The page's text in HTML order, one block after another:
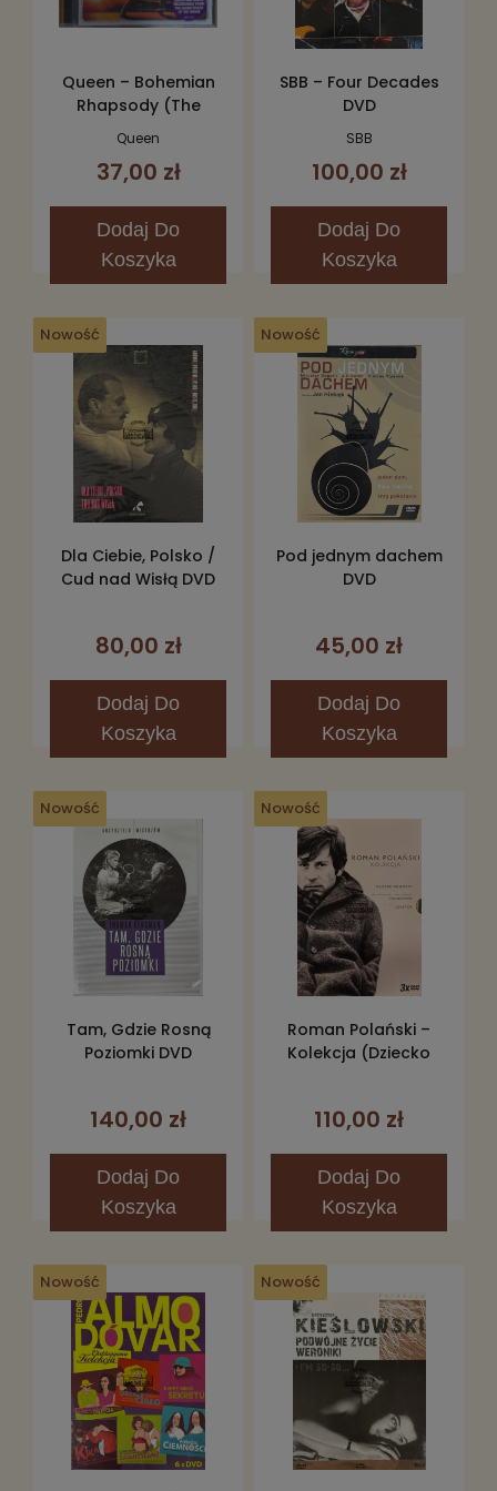
Queen – Bohemian
Rhapsody (The
Original Soundtrack)
Queen
37,00 zł
Dodaj Do
Koszyka
SBB – Four Decades
DVD
SBB
100,00 zł
Dodaj Do
Koszyka
Nowość
Dla Ciebie, Polsko /
Cud nad Wisłą DVD
80,00 zł
Dodaj Do
Koszyka
Nowość
Pod jednym dachem
DVD
45,00 zł
Dodaj Do
Koszyka
Nowość
Tam, Gdzie Rosną
Poziomki DVD
140,00 zł
Dodaj Do
Koszyka
Nowość
Roman Polański –
Kolekcja (Dziecko
3DVD
110,00 zł
Dodaj Do
Koszyka
Nowość Nowość